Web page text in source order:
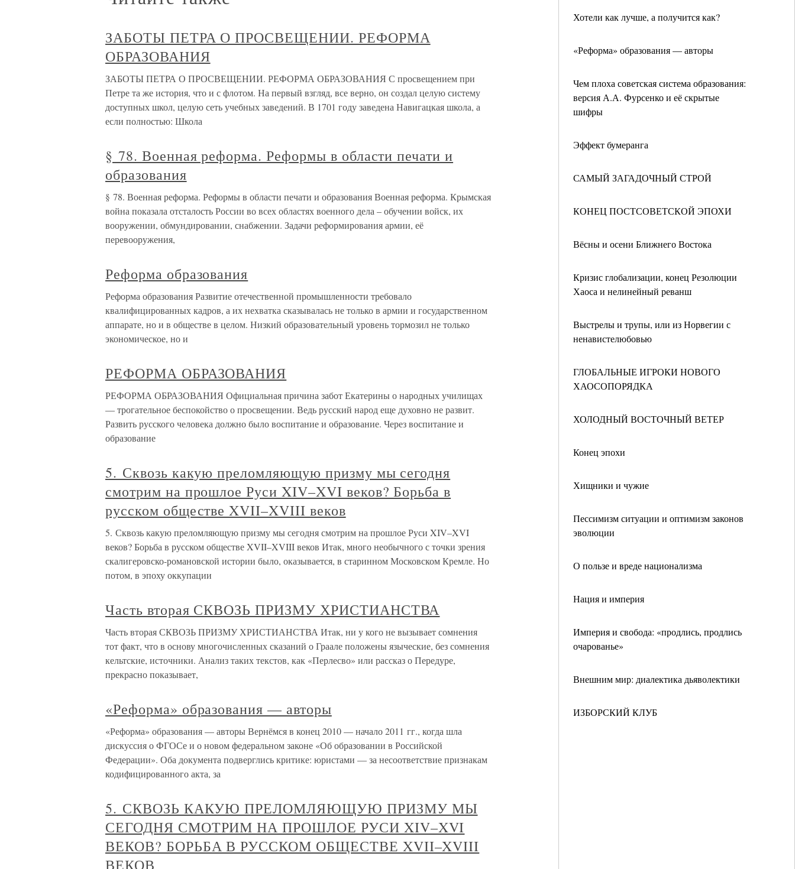
Хотели как лучше, а получится как?
«Реформа» образования — авторы
Чем плоха советская система образования:
версия А.А. Фурсенко и её скрытые
шифры
Эффект бумеранга
САМЫЙ ЗАГАДОЧНЫЙ СТРОЙ
КОНЕЦ ПОСТСОВЕТСКОЙ ЭПОХИ
Вёсны и осени Ближнего Востока
Кризис глобализации, конец Резолюции
Хаоса и нелинейный реванш
Выстрелы и трупы, или из Норвегии с
ненавистелюбовью
ГЛОБАЛЬНЫЕ ИГРОКИ НОВОГО
ХАОСОПОРЯДКА
ХОЛОДНЫЙ ВОСТОЧНЫЙ ВЕТЕР
Конец эпохи
Хищники и чужие
Пессимизм ситуации и оптимизм законов
эволюции
О пользе и вреде национализма
Нация и империя
Империя и свобода: «продлись, продлись
очарованье»
Внешним мир: диалектика дьяволектики
ИЗБОРСКИЙ КЛУБ
ЗАБОТЫ ПЕТРА О ПРОСВЕЩЕНИИ. РЕФОРМА
ОБРАЗОВАНИЯ
ЗАБОТЫ ПЕТРА О ПРОСВЕЩЕНИИ. РЕФОРМА ОБРАЗОВАНИЯ С просвещением при
Петре та же история, что и с флотом. На первый взгляд, все верно, он создал целую систему
доступных школ, целую сеть учебных заведений. В 1701 году заведена Навигацкая школа, а
если полностью: Школа
§ 78. Военная реформа. Реформы в области печати и
образования
§ 78. Военная реформа. Реформы в области печати и образования Военная реформа. Крымская
война показала отсталость России во всех областях военного дела – обучении войск, их
вооружении, обмундировании, снабжении. Задачи реформирования армии, её
перевооружения,
Реформа образования
Реформа образования Развитие отечественной промышленности требовало
квалифицированных кадров, а их нехватка сказывалась не только в армии и государственном
аппарате, но и в обществе в целом. Низкий образовательный уровень тормозил не только
экономическое, но и
РЕФОРМА ОБРАЗОВАНИЯ
РЕФОРМА ОБРАЗОВАНИЯ Официальная причина забот Екатерины о народных училищах
— трогательное беспокойство о просвещении. Ведь русский народ еще духовно не развит.
Развить русского человека должно было воспитание и образование. Через воспитание и
образование
5. Сквозь какую преломляющую призму мы сегодня
смотрим на прошлое Руси XIV–XVI веков? Борьба в
русском обществе XVII–XVIII веков
5. Сквозь какую преломляющую призму мы сегодня смотрим на прошлое Руси XIV–XVI
веков? Борьба в русском обществе XVII–XVIII веков Итак, много необычного с точки зрения
скалигеровско-романовской истории было, оказывается, в старинном Московском Кремле. Но
потом, в эпоху оккупации
Часть вторая СКВОЗЬ ПРИЗМУ ХРИСТИАНСТВА
Часть вторая СКВОЗЬ ПРИЗМУ ХРИСТИАНСТВА Итак, ни у кого не вызывает сомнения
тот факт, что в основу многочисленных сказаний о Граале положены языческие, без сомнения
кельтские, источники. Анализ таких текстов, как «Перлесво» или рассказ о Передуре,
прекрасно показывает,
«Реформа» образования — авторы
«Реформа» образования — авторы Вернёмся в конец 2010 — начало 2011 гг., когда шла
дискуссия о ФГОСе и о новом федеральном законе «Об образовании в Российской
Федерации». Оба документа подверглись критике: юристами — за несоответствие признакам
кодифицированного акта, за
5. СКВОЗЬ КАКУЮ ПРЕЛОМЛЯЮЩУЮ ПРИЗМУ МЫ
СЕГОДНЯ СМОТРИМ НА ПРОШЛОЕ РУСИ XIV–XVI
ВЕКОВ? БОРЬБА В РУССКОМ ОБЩЕСТВЕ XVII–XVIII
ВЕКОВ